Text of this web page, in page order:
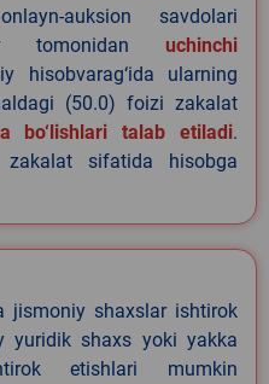
auksion savdolari
tomonidan uchinchi
hisobvarag‘ida ularning
(50.0) foizi zakalat
bo‘lishlari talab etiladi.
zakalat sifatida hisobga
jismoniy shaxslar ishtirok
yuridik shaxs yoki yakka
etishlari mumkin